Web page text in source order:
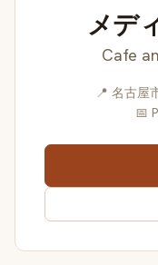
メデ
Cafe
📍 名古屋
📅